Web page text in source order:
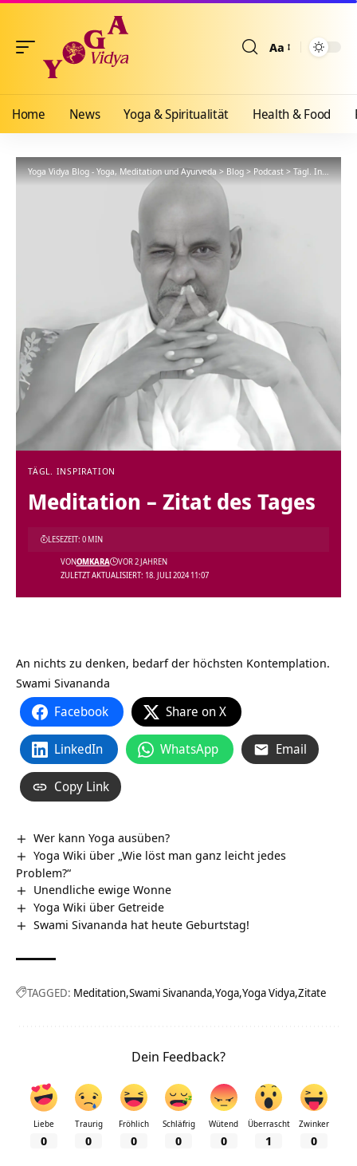
Aa
Home News Yoga & Spiritualität Health & Food
Yoga Vidya Blog - Yoga, Meditation und Ayurveda>Blog>Podcast>Tägl. Inspiration
TÄGL. INSPIRATION
Meditation – Zitat des Tages
ZULETZT AKTUALISIERT: 18. JULI 2024 11:07
VONOMKARA VOR 2 JAHREN
LESEZEIT: 0 MIN
An nichts zu denken, bedarf der höchsten Kontemplation.
Swami Sivananda
Facebook Share on X
LinkedIn WhatsApp Email
Copy Link
Wer kann Yoga ausüben?
Yoga Wiki über „Wie löst man ganz leicht jedes
Problem?“
Unendliche ewige Wonne
Yoga Wiki über Getreide
Swami Sivananda hat heute Geburtstag!
TAGGED: Meditation Swami Sivananda Yoga Yoga Vidya Zitate
Dein Feedback?
Liebe
0
Traurig
0
Fröhlich
0
Schläfrig
0
Wütend
0
Überrascht
1
Zwinker
0